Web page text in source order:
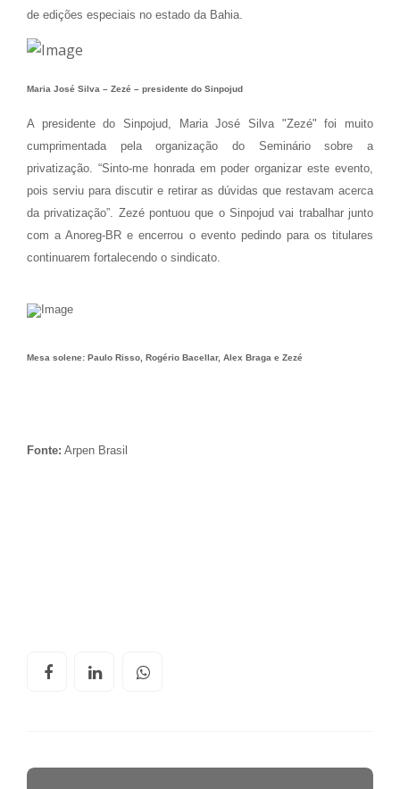
de edições especiais no estado da Bahia.
Maria José Silva – Zezé – presidente do Sinpojud
A presidente do Sinpojud, Maria José Silva "Zezé" foi muito
cumprimentada pela organização do Seminário sobre a
privatização. “Sinto-me honrada em poder organizar este evento,
pois serviu para discutir e retirar as dúvidas que restavam acerca
da privatização”. Zezé pontuou que o Sinpojud vai trabalhar junto
com a Anoreg-BR e encerrou o evento pedindo para os titulares
continuarem fortalecendo o sindicato.
Mesa solene: Paulo Risso, Rogério Bacellar, Alex Braga e Zezé
Fonte: Arpen Brasil